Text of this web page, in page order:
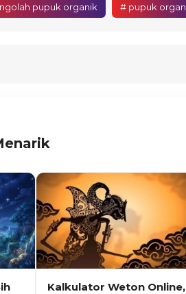
pupuk organik # pupuk
Kalkulator Weton Online,